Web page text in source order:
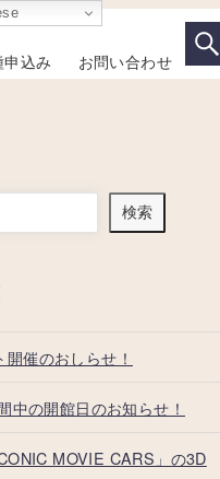
申込み お問い合わせ
検索
催のおしらせ！
の開館日のお知らせ！
MOVIE CARS」の3D